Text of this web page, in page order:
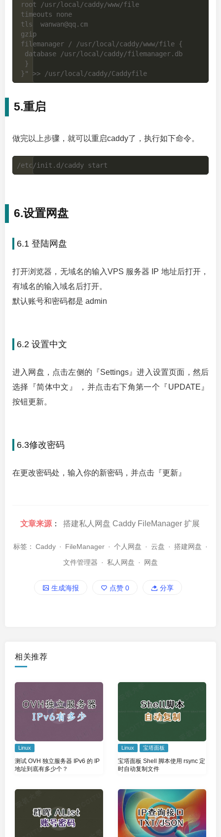
5.重启
做完以上步骤，就可以重启caddy了，执行如下命令。
6.设置网盘
6.1 登陆网盘
打开浏览器，无域名的输入VPS 服务器 IP 地址后打开，
有域名的输入域名后打开。
默认账号和密码都是 admin
6.2 设置中文
进入网盘，点击左侧的『Settings』进入设置页面，然后
选择『简体中文』 ，并点击右下角第一个『UPDATE』
按钮更新。
6.3修改密码
在更改密码处，输入你的新密码，并点击『更新』
文章来源： 搭建私人网盘 Caddy FileManager 扩展
标签： Caddy · FileManager · 个人网盘 · 云盘 · 搭建网盘 ·
文件管理器 · 私人网盘 · 网盘
生成海报 点赞 0 分享
相关推荐
Linux
测试 OVH 独立服务器 IPv6 的 IP
地址到底有多少个？
Linux 宝塔面板
宝塔面板 Shell 脚本使用 rsync 定
时自动复制文件